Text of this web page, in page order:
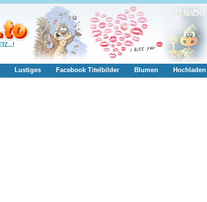
Lustiges Facebook Titelbilder Blumen Hochladen